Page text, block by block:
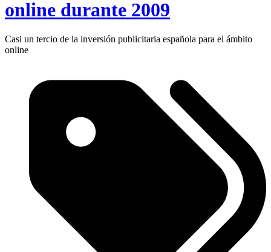
online durante 2009
Casi un tercio de la inversión publicitaria española para el ámbito
online